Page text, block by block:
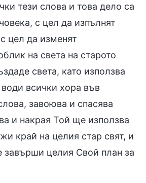
тези слова и това дело са
с цел да изпълнят
цел да изменят
на света на старото
света, като използва
всички хора във
завоюва и спасява
и накрая Той ще използва
край на целия стар свят, и
завърши целия Свой план за